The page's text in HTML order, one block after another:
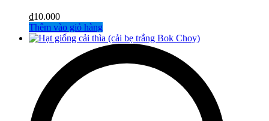
₫10.000
Thêm vào giỏ hàng